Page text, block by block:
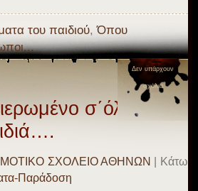
του παιδιού,Όπου
Δεν υπάρχουν
σχόλια
σ΄όλα τα
ΣΧΟΛΕΙΟ ΑΘΗΝΩΝ
| Κάτω
Παράδοση